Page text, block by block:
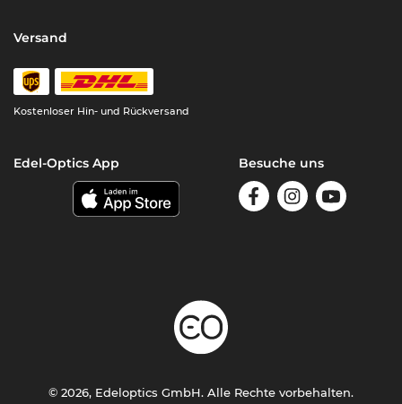
Versand
Kostenloser Hin- und Rückversand
Edel-Optics App Besuche uns
© 2026, Edeloptics GmbH. Alle Rechte vorbehalten.